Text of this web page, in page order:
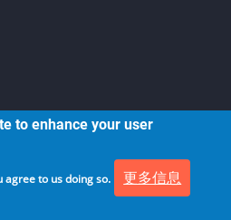
to enhance your user
agree to us doing so. 更多信息